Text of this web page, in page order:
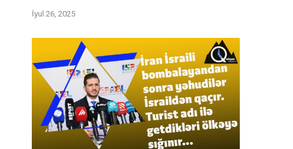
İyul 26, 2025